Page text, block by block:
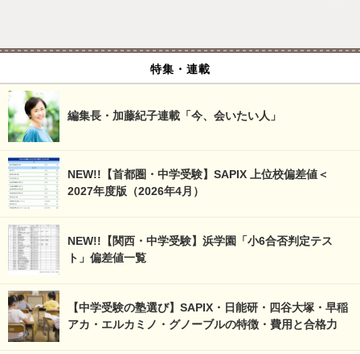
特集・連載
編集長・加藤紀子連載「今、会いたい人」
NEW!!【首都圏・中学受験】SAPIX 上位校偏差値＜
2027年度版（2026年4月）
NEW!!【関西・中学受験】浜学園「小6合否判定テス
ト」偏差値一覧
【中学受験の塾選び】SAPIX・日能研・四谷大塚・早稲
アカ・エルカミノ・グノーブルの特徴・費用と合格力